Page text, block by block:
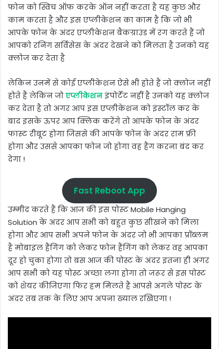
फोन को स्विच ऑफ करके ऑन नहीं करता है यह कुछ और
काम करता है और इस एप्लीकेशन का काम है कि जो भी
आपके फोन के अंदर एप्लीकेशन बैकग्राउंड में रंग करते हैं जो
आपको रनिंग सर्विसेस के अंदर देखने को मिलता है उनको यह
क्लोज कर देता है
लेकिन उनमें से कोई एप्लीकेशन ऐसे भी होते हैं जो क्लोज नहीं
होते हैं लेकिन जोएप्लीकेशनइंपोर्टेंट नहीं है उनको यह क्लोज
कर देता है तो अगर आप इस एप्लीकेशन को इंस्टॉल कर के
बाद इसके ऊपर आप क्लिक करेंगे तो आपके फोन के अंदर
फास्ट रीबूट होगा जिससे की आपके फोन के अंदर राम फ्री
होगा और उससे आपका फोन जो होगा वह हैंग करना बंद कर
देगा !
Fast Reboot App
उम्मीद करते हैं कि आज की इस पोस्ट Mobile Hanging
Solution के अंदर आप सभी को बहुत कुछ सीखने को मिला
होगा और आप सभी अपने फोन के अंदर जो भी आपका प्रॉब्लम
है मोबाइल हैंगिंग को लेकर फोन हैंगिंग को लेकर वह आपका
दूर हो चुका होगा तो बस आज की पोस्ट के अंदर इतना ही अगर
आप सभी को यह पोस्ट अच्छा लगा होगा तो जरूर से इस पोस्ट
को शेयर कीजिएगा फिर हम मिलते हैं आपसे अगले पोस्ट के
अंदर तब तक के लिए आप अपना ख्याल रखिएगा !